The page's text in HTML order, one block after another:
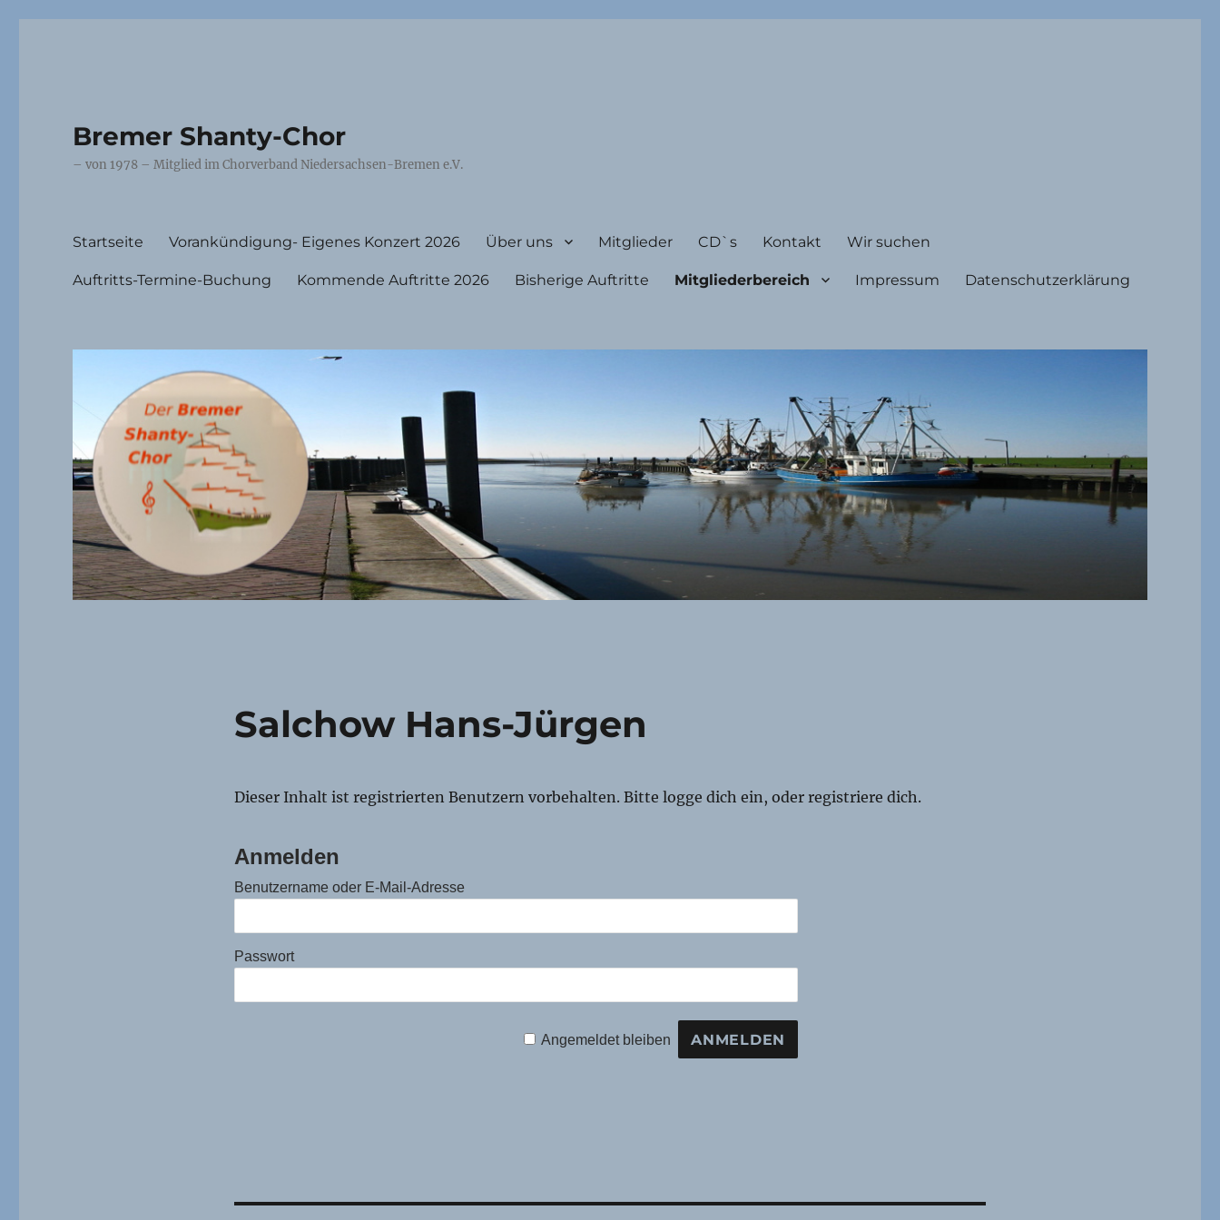
Bremer Shanty-Chor
– von 1978 – Mitglied im Chorverband Niedersachsen-Bremen e.V.
Startseite Vorankündigung- Eigenes Konzert 2026 Über uns Mitglieder CD`s Kontakt Wir suchen
Auftritts-Termine-Buchung Kommende Auftritte 2026 Bisherige Auftritte Mitgliederbereich Impressum Datenschutzerklärung
Salchow Hans-Jürgen
Dieser Inhalt ist registrierten Benutzern vorbehalten. Bitte logge dich ein, oder registriere dich.
Anmelden
Benutzername oder E-Mail-Adresse
Passwort
Angemeldet bleiben